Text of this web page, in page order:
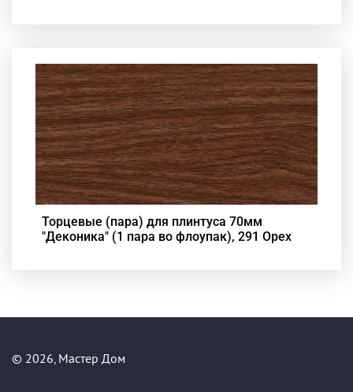
Торцевые (пара) для плинтуса 70мм
"Деконика" (1 пара во флоупак), 291 Орех
© 2026, Мастер Дом